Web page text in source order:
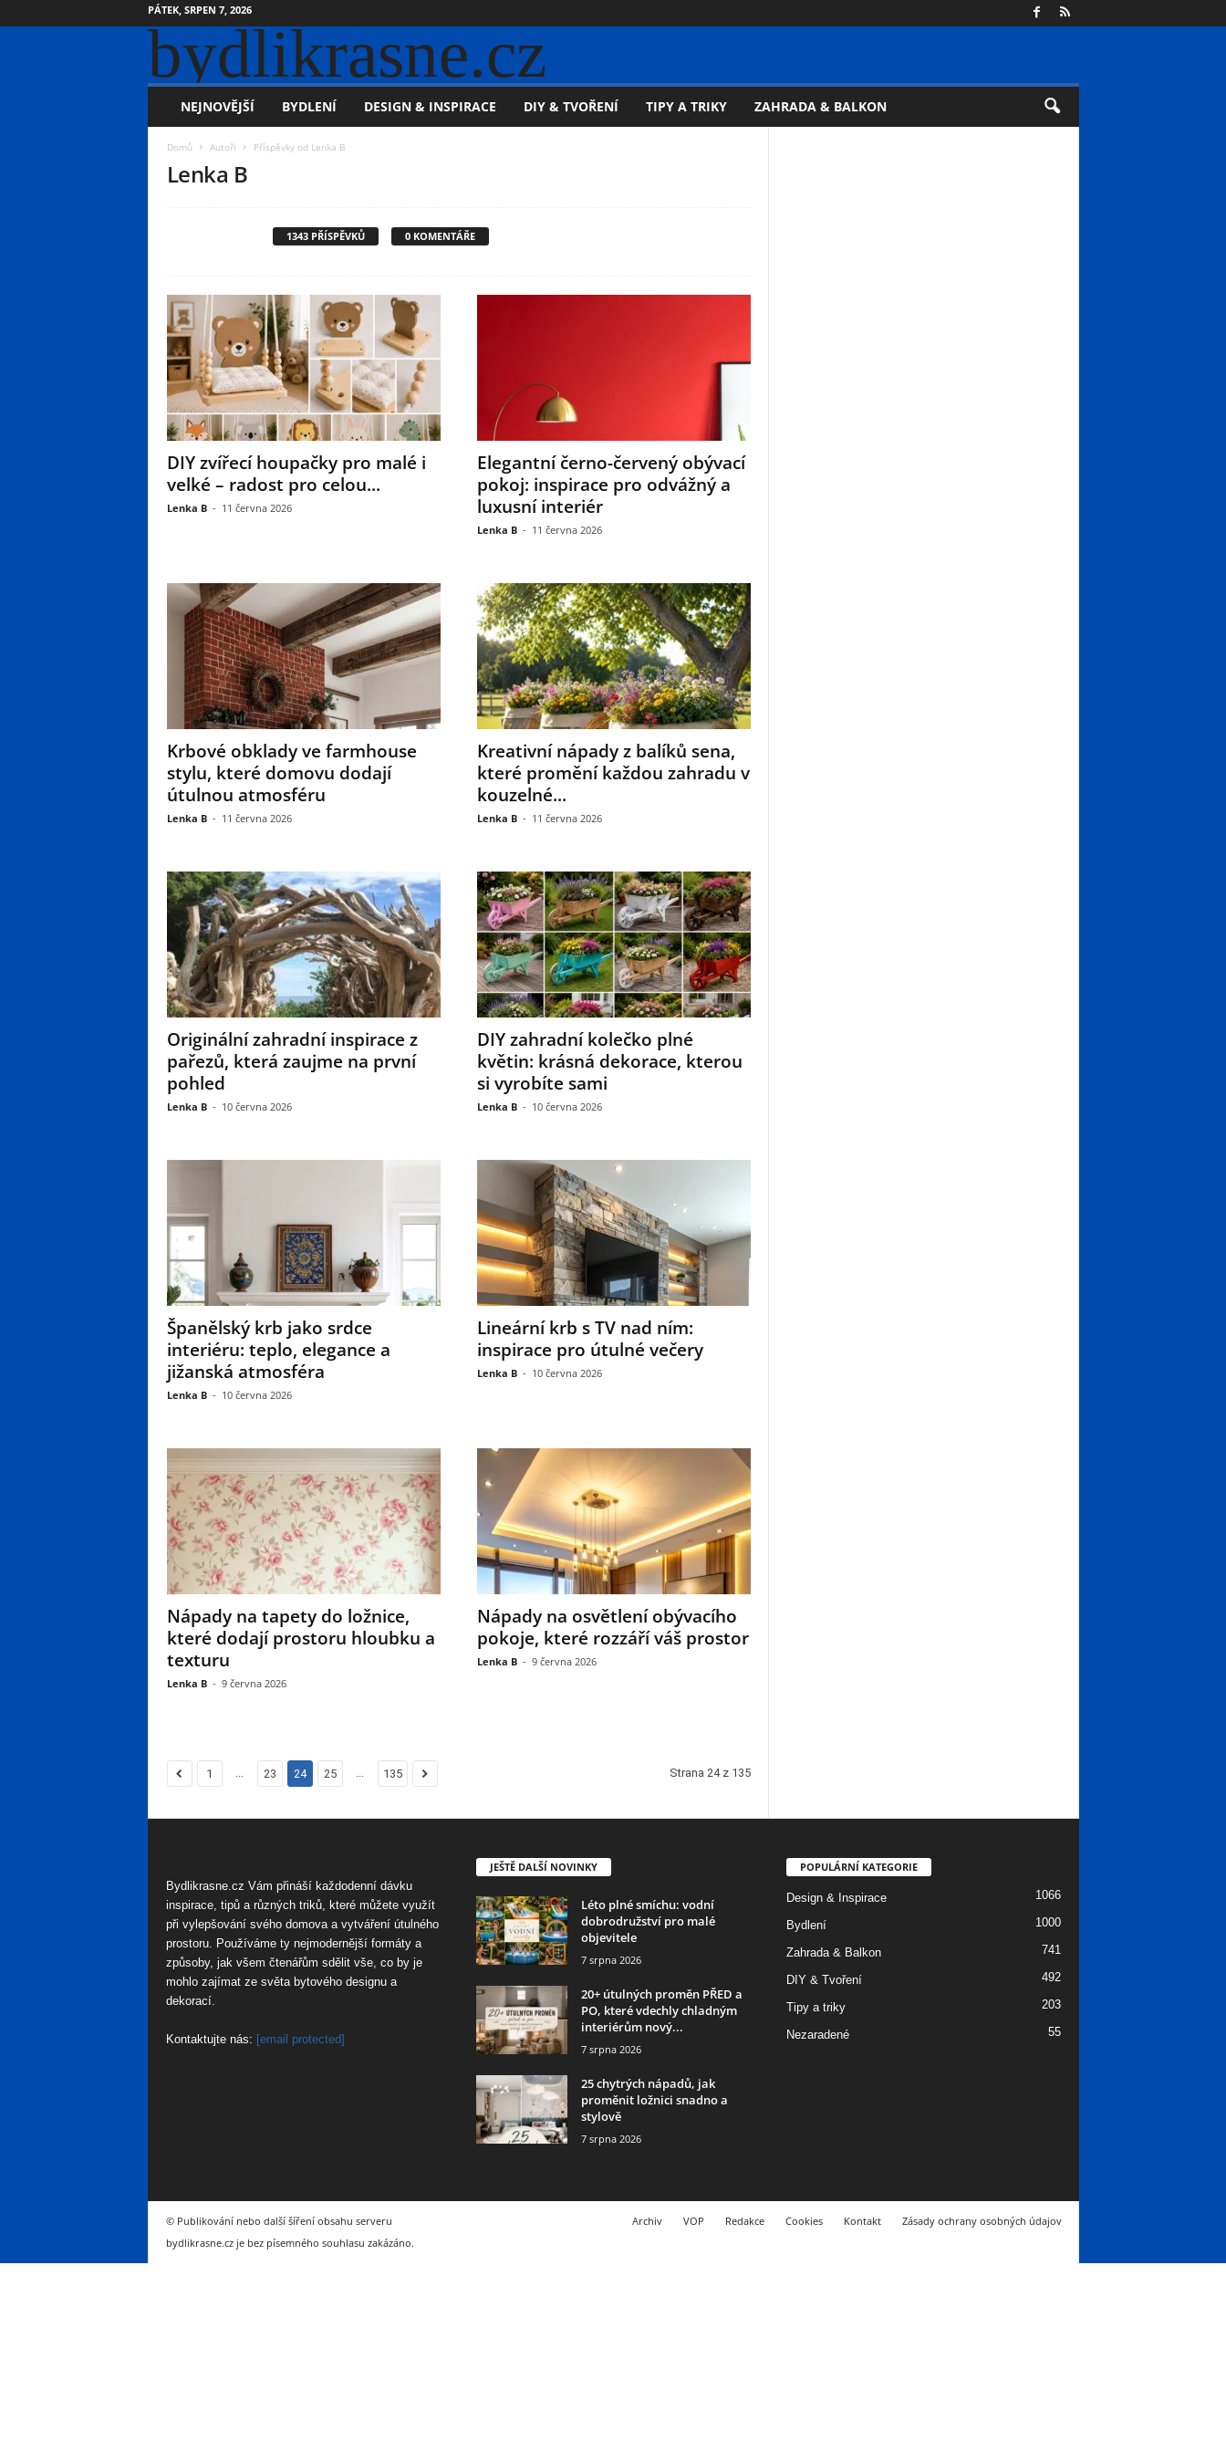
PÁTEK, SRPEN 7, 2026
bydlikrasne.cz
NEJNOVĚJŠÍ BYDLENÍ DESIGN & INSPIRACE DIY & TVOŘENÍ TIPY A TRIKY ZAHRADA & BALKON
Domů Autoři Příspěvky od Lenka B
Lenka B
1343 PŘÍSPĚVKŮ 0 KOMENTÁŘE
DIY zvířecí houpačky pro malé i
velké – radost pro celou...
Lenka B - 11 června 2026
Elegantní černo-červený obývací
pokoj: inspirace pro odvážný a
luxusní interiér
Lenka B - 11 června 2026
Krbové obklady ve farmhouse
stylu, které domovu dodají
útulnou atmosféru
Lenka B - 11 června 2026
Kreativní nápady z balíků sena,
které promění každou zahradu v
kouzelné...
Lenka B - 11 června 2026
Originální zahradní inspirace z
pařezů, která zaujme na první
pohled
Lenka B - 10 června 2026
DIY zahradní kolečko plné
květin: krásná dekorace, kterou
si vyrobíte sami
Lenka B - 10 června 2026
Španělský krb jako srdce
interiéru: teplo, elegance a
jižanská atmosféra
Lenka B - 10 června 2026
Lineární krb s TV nad ním:
inspirace pro útulné večery
Lenka B - 10 června 2026
Nápady na tapety do ložnice,
které dodají prostoru hloubku a
texturu
Lenka B - 9 června 2026
Nápady na osvětlení obývacího
pokoje, které rozzáří váš prostor
Lenka B - 9 června 2026
1 ... 23 24 25 ... 135 Strana 24 z 135
Bydlikrasne.cz Vám přináší každodenní dávku
inspirace, tipů a různých triků, které můžete využít
při vylepšování svého domova a vytváření útulného
prostoru. Používáme ty nejmodernější formáty a
způsoby, jak všem čtenářům sdělit vše, co by je
mohlo zajímat ze světa bytového designu a
dekorací.
Kontaktujte nás: [email protected]
JEŠTĚ DALŠÍ NOVINKY
Léto plné smíchu: vodní
dobrodružství pro malé
objevitele
7 srpna 2026
20+ útulných proměn PŘED a
PO, které vdechly chladným
interiérům nový...
7 srpna 2026
25 chytrých nápadů, jak
proměnit ložnici snadno a
stylově
7 srpna 2026
POPULÁRNÍ KATEGORIE
Design & Inspirace 1066
Bydlení 1000
Zahrada & Balkon 741
DIY & Tvoření 492
Tipy a triky 203
Nezaradené 55
Archiv VOP Redakce Cookies Kontakt Zásady ochrany osobných údajov
© Publikování nebo další šíření obsahu serveru
bydlikrasne.cz je bez písemného souhlasu zakázáno.